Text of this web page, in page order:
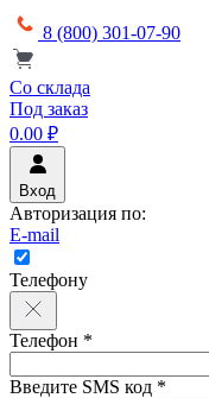
8 (800) 301-07-90
Со склада
Под заказ
0.00 ₽
Вход
Авторизация по:
E-mail
Телефону
Телефон *
Введите SMS код *